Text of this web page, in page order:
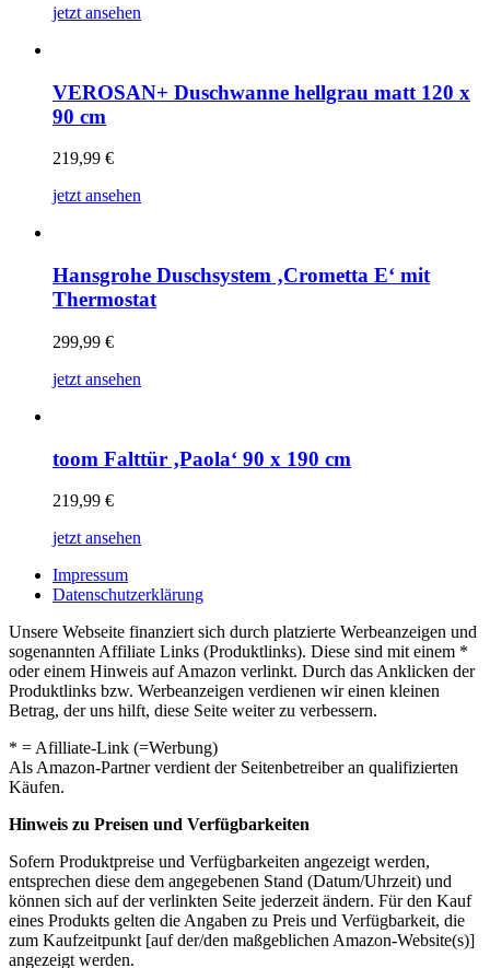
jetzt ansehen
VEROSAN+ Duschwanne hellgrau matt 120 x
90 cm
219,99 €
jetzt ansehen
Hansgrohe Duschsystem ‚Crometta E‘ mit
Thermostat
299,99 €
jetzt ansehen
toom Falttür ‚Paola‘ 90 x 190 cm
219,99 €
jetzt ansehen
Impressum
Datenschutzerklärung
Unsere Webseite finanziert sich durch platzierte Werbeanzeigen und
sogenannten Affiliate Links (Produktlinks). Diese sind mit einem *
oder einem Hinweis auf Amazon verlinkt. Durch das Anklicken der
Produktlinks bzw. Werbeanzeigen verdienen wir einen kleinen
Betrag, der uns hilft, diese Seite weiter zu verbessern.
* = Afilliate-Link (=Werbung)
Als Amazon-Partner verdient der Seitenbetreiber an qualifizierten
Käufen.
Hinweis zu Preisen und Verfügbarkeiten
Sofern Produktpreise und Verfügbarkeiten angezeigt werden,
entsprechen diese dem angegebenen Stand (Datum/Uhrzeit) und
können sich auf der verlinkten Seite jederzeit ändern. Für den Kauf
eines Produkts gelten die Angaben zu Preis und Verfügbarkeit, die
zum Kaufzeitpunkt [auf der/den maßgeblichen Amazon-Website(s)]
angezeigt werden.